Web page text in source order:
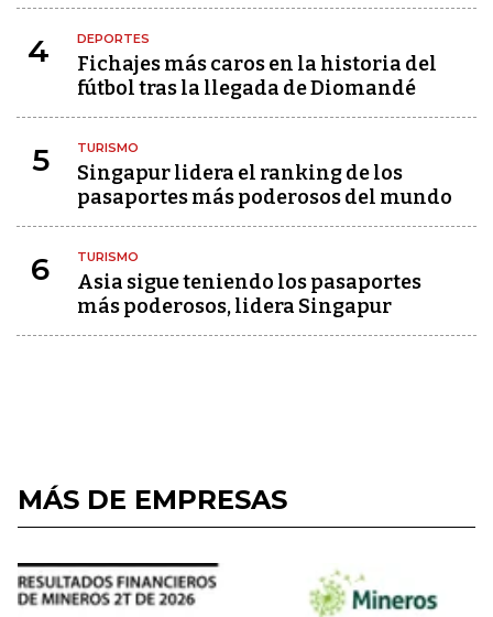
4 DEPORTES
Fichajes más caros en la historia del
fútbol tras la llegada de Diomandé
5 TURISMO
Singapur lidera el ranking de los
pasaportes más poderosos del mundo
6 TURISMO
Asia sigue teniendo los pasaportes
más poderosos, lidera Singapur
MÁS DE EMPRESAS